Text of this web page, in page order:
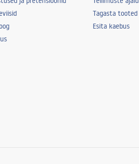
Tagasta tooted
Esita kaebus